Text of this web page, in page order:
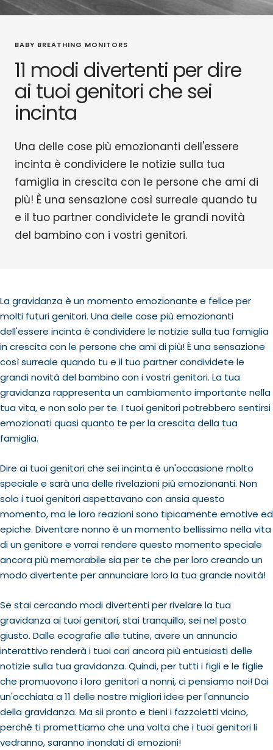
BABY BREATHING MONITORS
11 modi divertenti per dire
ai tuoi genitori che sei
incinta
Una delle cose più emozionanti dell'essere
incinta è condividere le notizie sulla tua
famiglia in crescita con le persone che ami di
più! È una sensazione così surreale quando tu
e il tuo partner condividete le grandi novità
del bambino con i vostri genitori.
La gravidanza è un momento emozionante e felice per
molti futuri genitori. Una delle cose più emozionanti
dell'essere incinta è condividere le notizie sulla tua famiglia
in crescita con le persone che ami di più! È una sensazione
così surreale quando tu e il tuo partner condividete le
grandi novità del bambino con i vostri genitori. La tua
gravidanza rappresenta un cambiamento importante nella
tua vita, e non solo per te. I tuoi genitori potrebbero sentirsi
emozionati quasi quanto te per la crescita della tua
famiglia.
Dire ai tuoi genitori che sei incinta è un'occasione molto
speciale e sarà una delle rivelazioni più emozionanti. Non
solo i tuoi genitori aspettavano con ansia questo
momento, ma le loro reazioni sono tipicamente emotive ed
epiche. Diventare nonno è un momento bellissimo nella vita
di un genitore e vorrai rendere questo momento speciale
ancora più memorabile sia per te che per loro creando un
modo divertente per annunciare loro la tua grande novità!
Se stai cercando modi divertenti per rivelare la tua
gravidanza ai tuoi genitori, stai tranquillo, sei nel posto
giusto. Dalle ecografie alle tutine, avere un annuncio
interattivo renderà i tuoi cari ancora più entusiasti delle
notizie sulla tua gravidanza. Quindi, per tutti i figli e le figlie
che promuovono i loro genitori a nonni, ci pensiamo noi! Dai
un'occhiata a 11 delle nostre migliori idee per l'annuncio
della gravidanza. Ma sii pronto e tieni i fazzoletti vicino,
perché ti promettiamo che una volta che i tuoi genitori li
vedranno, saranno inondati di emozioni!